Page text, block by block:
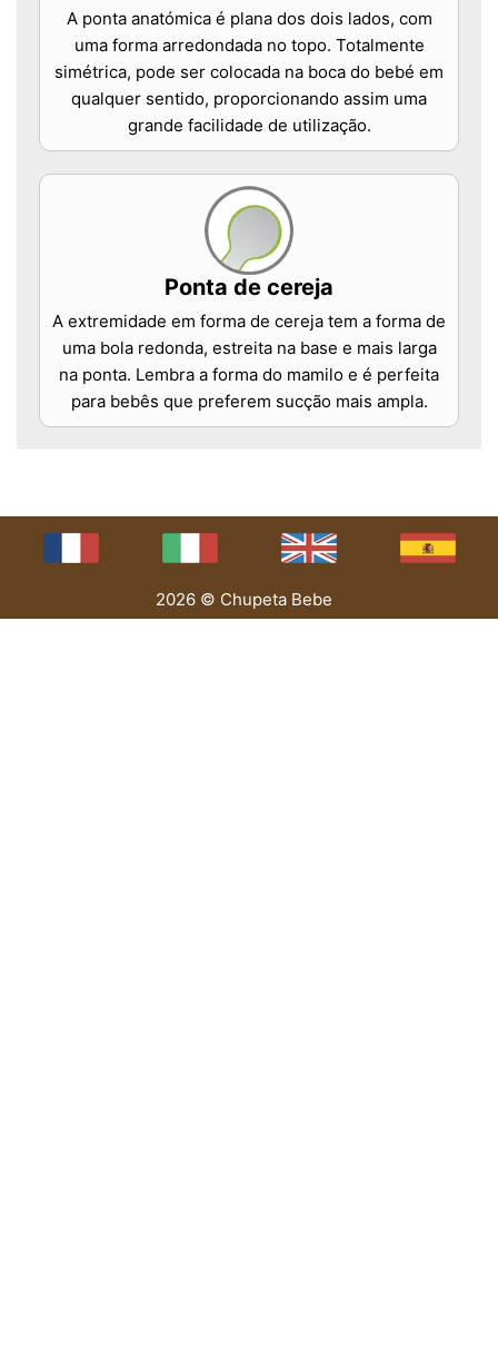
A ponta anatómica é plana dos dois lados, com
uma forma arredondada no topo. Totalmente
simétrica, pode ser colocada na boca do bebé em
qualquer sentido, proporcionando assim uma
grande facilidade de utilização.
Ponta de cereja
A extremidade em forma de cereja tem a forma de
uma bola redonda, estreita na base e mais larga
na ponta. Lembra a forma do mamilo e é perfeita
para bebês que preferem sucção mais ampla.
2026 © Chupeta Bebe